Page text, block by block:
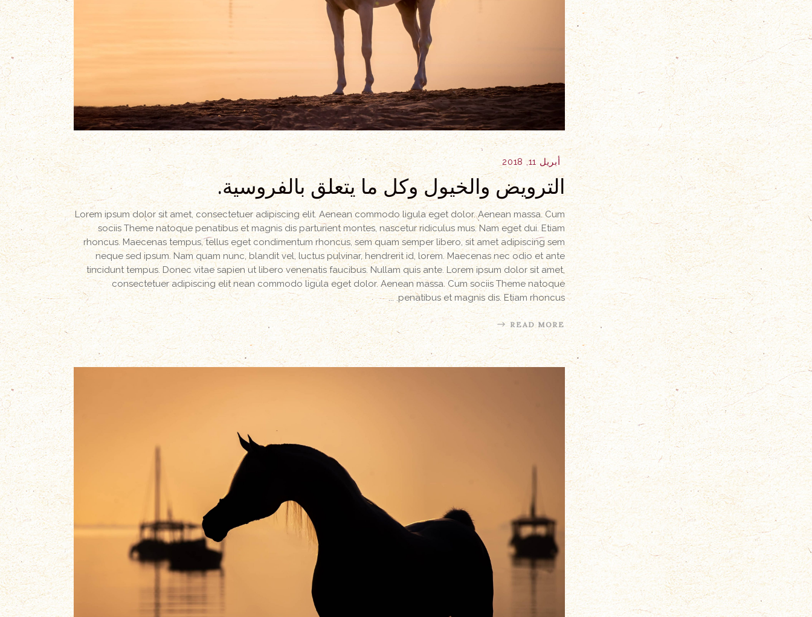
أبريل 11, 2018
الترويض والخيول وكل ما يتعلق بالفروسية.
Lorem ipsum dolor sit amet, consectetuer adipiscing elit. Aenean commodo ligula eget dolor. Aenean massa. Cum
sociis Theme natoque penatibus et magnis dis parturient montes, nascetur ridiculus mus. Nam eget dui. Etiam
rhoncus. Maecenas tempus, tellus eget condimentum rhoncus, sem quam semper libero, sit amet adipiscing sem
neque sed ipsum. Nam quam nunc, blandit vel, luctus pulvinar, hendrerit id, lorem. Maecenas nec odio et ante
tincidunt tempus. Donec vitae sapien ut libero venenatis faucibus. Nullam quis ante. Lorem ipsum dolor sit amet,
consectetuer adipiscing elit nean commodo ligula eget dolor. Aenean massa. Cum sociis Theme natoque
penatibus et magnis dis. Etiam rhoncus.
READ MORE